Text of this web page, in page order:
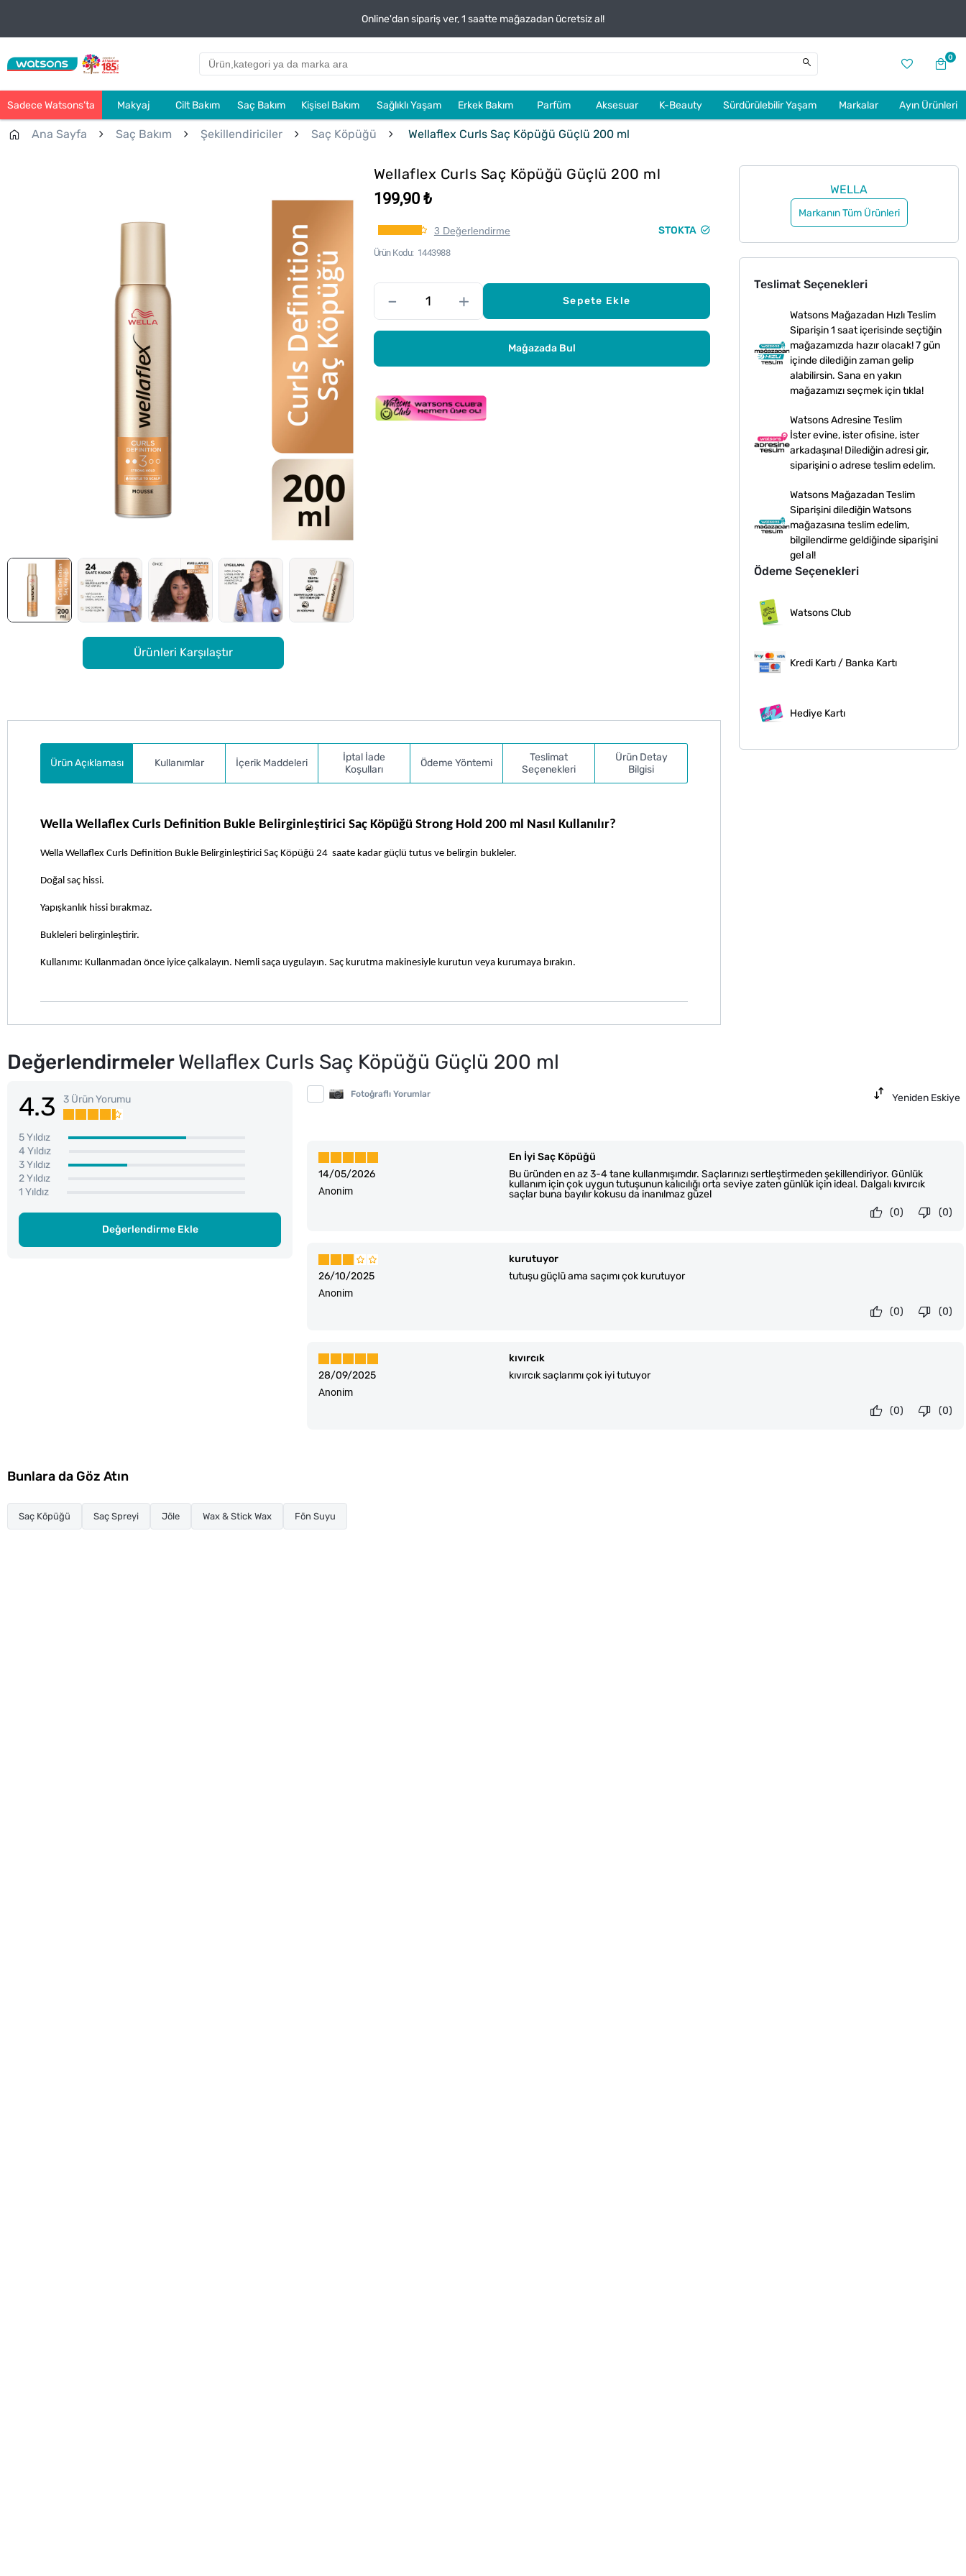
Online'dan sipariş ver, 1 saatte mağazadan ücretsiz al!
0
Sadece Watsons’ta Makyaj Cilt Bakım Saç Bakım Kişisel Bakım Sağlıklı Yaşam Erkek Bakım Parfüm Aksesuar K-Beauty Sürdürülebilir Yaşam Markalar Ayın Ürünleri
Ana Sayfa Saç Bakım Şekillendiriciler Saç Köpüğü Wellaflex Curls Saç Köpüğü Güçlü 200 ml
Ürünleri Karşılaştır
Wellaflex Curls Saç Köpüğü Güçlü 200 ml
199,90 ₺
3 Değerlendirme STOKTA
Ürün Kodu 1443988
– + Sepete Ekle
Mağazada Bul
WELLA
Markanın Tüm Ürünleri
Teslimat Seçenekleri
Watsons Mağazadan Hızlı Teslim
Siparişin 1 saat içerisinde seçtiğin
mağazamızda hazır olacak! 7 gün
içinde dilediğin zaman gelip
alabilirsin. Sana en yakın
mağazamızı seçmek için tıkla!
Watsons Adresine Teslim
İster evine, ister ofisine, ister
arkadaşına! Dilediğin adresi gir,
siparişini o adrese teslim edelim.
Watsons Mağazadan Teslim
Siparişini dilediğin Watsons
mağazasına teslim edelim,
bilgilendirme geldiğinde siparişini
gel al!
Ödeme Seçenekleri
Watsons Club
Kredi Kartı / Banka Kartı
Hediye Kartı
Ürün Açıklaması Kullanımlar İçerik Maddeleri
İptal İade
Koşulları
Ödeme Yöntemi
Teslimat
Seçenekleri
Ürün Detay
Bilgisi
Wella Wellaflex Curls Definition Bukle Belirginleştirici Saç Köpüğü Strong Hold 200 ml Nasıl Kullanılır?
Wella Wellaflex Curls Definition Bukle Belirginleştirici Saç Köpüğü 24  saate kadar güçlü tutus ve belirgin bukleler.
Doğal saç hissi.
Yapışkanlık hissi bırakmaz.
Bukleleri belirginleştirir.
Kullanımı: Kullanmadan önce iyice çalkalayın. Nemli saça uygulayın. Saç kurutma makinesiyle kurutun veya kurumaya bırakın.
DeğerlendirmelerWellaflex Curls Saç Köpüğü Güçlü 200 ml
4.3 3 Ürün Yorumu
5 Yıldız
4 Yıldız
3 Yıldız
2 Yıldız
1 Yıldız
Değerlendirme Ekle
Fotoğraflı Yorumlar Yeniden Eskiye
14/05/2026
En İyi Saç Köpüğü
Bu üründen en az 3-4 tane kullanmışımdır. Saçlarınızı sertleştirmeden şekillendiriyor. Günlük
kullanım için çok uygun tutuşunun kalıcılığı orta seviye zaten günlük için ideal. Dalgalı kıvırcık
saçlar buna bayılır kokusu da inanılmaz güzel
Anonim
(0)
(0)
26/10/2025
kurutuyor
tutuşu güçlü ama saçımı çok kurutuyor
Anonim
(0)
(0)
28/09/2025
kıvırcık
kıvırcık saçlarımı çok iyi tutuyor
Anonim
(0)
(0)
Bunlara da Göz Atın
Saç Köpüğü Saç Spreyi Jöle Wax & Stick Wax Fön Suyu